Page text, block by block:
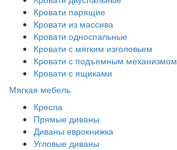
Кровати парящие
Кровати из массива
Кровати односпальные
Кровати с мягким изголовьем
Кровати с подъемным механизмом
Кровати с ящиками
Мягкая мебель
Кресла
Прямые диваны
Диваны еврокнижка
Угловые диваны